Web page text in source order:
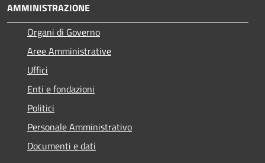
AMMINISTRAZIONE
Organi di Governo
Aree Amministrative
Uffici
Enti e fondazioni
Politici
Personale Amministrativo
Documenti e dati